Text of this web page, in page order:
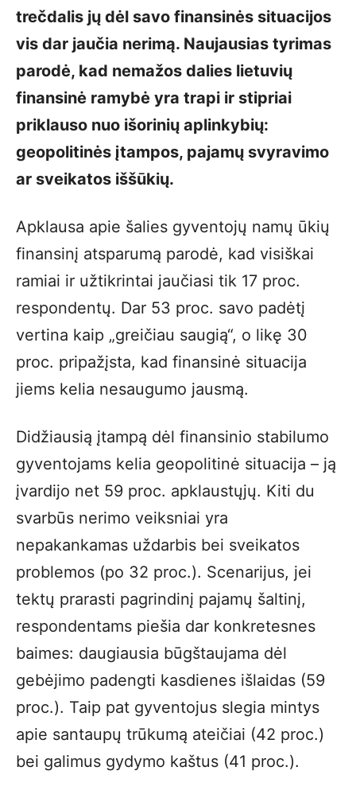
trečdalis jų dėl savo finansinės situacijos
vis dar jaučia nerimą. Naujausias tyrimas
parodė, kad nemažos dalies lietuvių
finansinė ramybė yra trapi ir stipriai
priklauso nuo išorinių aplinkybių:
geopolitinės įtampos, pajamų svyravimo
ar sveikatos iššūkių.
Apklausa apie šalies gyventojų namų ūkių
finansinį atsparumą parodė, kad visiškai
ramiai ir užtikrintai jaučiasi tik 17 proc.
respondentų. Dar 53 proc. savo padėtį
vertina kaip „greičiau saugią“, o likę 30
proc. pripažįsta, kad finansinė situacija
jiems kelia nesaugumo jausmą.
Didžiausią įtampą dėl finansinio stabilumo
gyventojams kelia geopolitinė situacija – ją
įvardijo net 59 proc. apklaustųjų. Kiti du
svarbūs nerimo veiksniai yra
nepakankamas uždarbis bei sveikatos
problemos (po 32 proc.). Scenarijus, jei
tektų prarasti pagrindinį pajamų šaltinį,
respondentams piešia dar konkretesnes
baimes: daugiausia būgštaujama dėl
gebėjimo padengti kasdienes išlaidas (59
proc.). Taip pat gyventojus slegia mintys
apie santaupų trūkumą ateičiai (42 proc.)
bei galimus gydymo kaštus (41 proc.).